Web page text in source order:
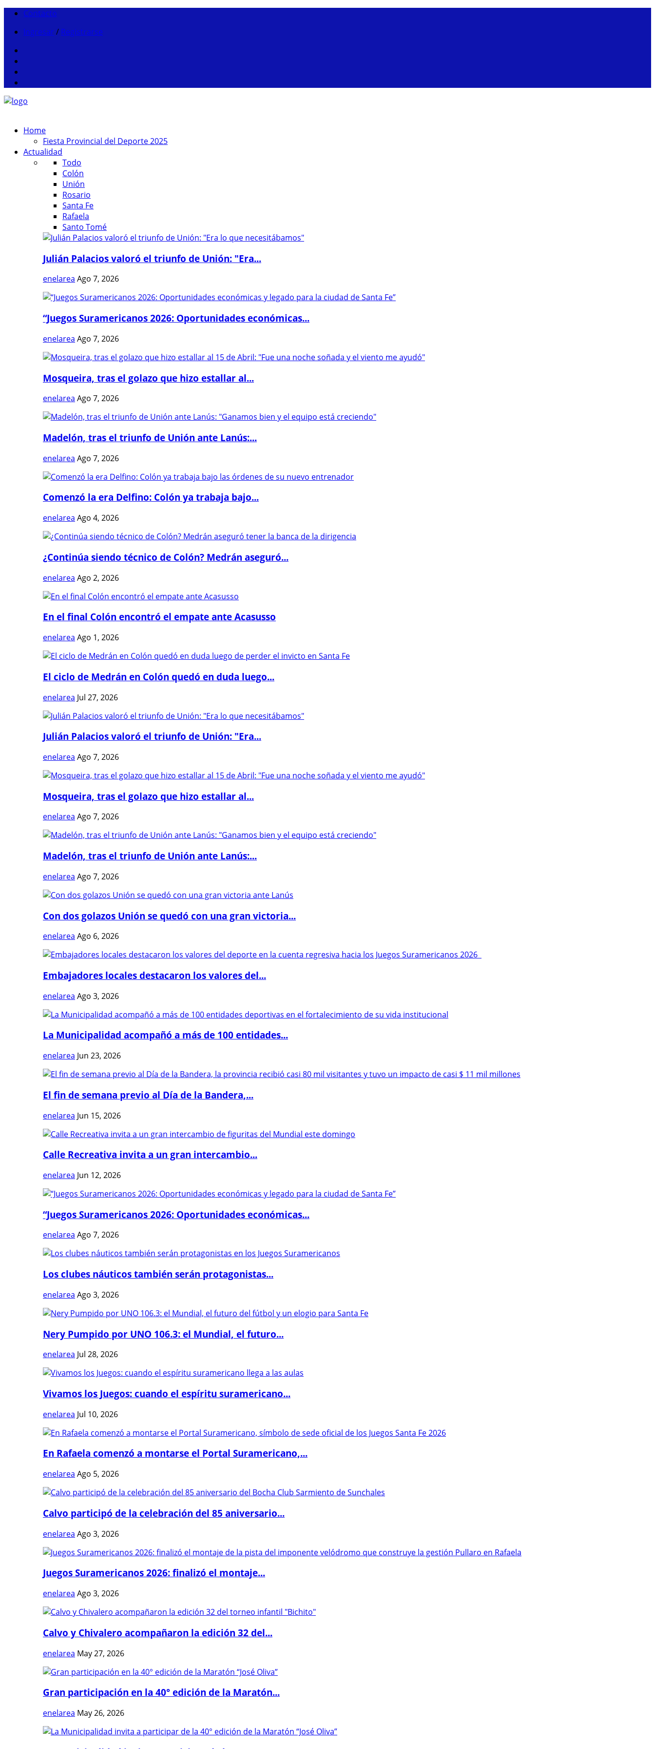
Contacto
Ingresar / Registrarse
Home
Fiesta Provincial del Deporte 2025
Actualidad
Todo
Colón
Unión
Rosario
Santa Fe
Rafaela
Santo Tomé
Julián Palacios valoró el triunfo de Unión: "Era...
enelarea Ago 7, 2026
“Juegos Suramericanos 2026: Oportunidades económicas...
enelarea Ago 7, 2026
Mosqueira, tras el golazo que hizo estallar al...
enelarea Ago 7, 2026
Madelón, tras el triunfo de Unión ante Lanús:...
enelarea Ago 7, 2026
Comenzó la era Delfino: Colón ya trabaja bajo...
enelarea Ago 4, 2026
¿Continúa siendo técnico de Colón? Medrán aseguró...
enelarea Ago 2, 2026
En el final Colón encontró el empate ante Acasusso
enelarea Ago 1, 2026
El ciclo de Medrán en Colón quedó en duda luego...
enelarea Jul 27, 2026
Julián Palacios valoró el triunfo de Unión: "Era...
enelarea Ago 7, 2026
Mosqueira, tras el golazo que hizo estallar al...
enelarea Ago 7, 2026
Madelón, tras el triunfo de Unión ante Lanús:...
enelarea Ago 7, 2026
Con dos golazos Unión se quedó con una gran victoria...
enelarea Ago 6, 2026
Embajadores locales destacaron los valores del...
enelarea Ago 3, 2026
La Municipalidad acompañó a más de 100 entidades...
enelarea Jun 23, 2026
El fin de semana previo al Día de la Bandera,...
enelarea Jun 15, 2026
Calle Recreativa invita a un gran intercambio...
enelarea Jun 12, 2026
“Juegos Suramericanos 2026: Oportunidades económicas...
enelarea Ago 7, 2026
Los clubes náuticos también serán protagonistas...
enelarea Ago 3, 2026
Nery Pumpido por UNO 106.3: el Mundial, el futuro...
enelarea Jul 28, 2026
Vivamos los Juegos: cuando el espíritu suramericano...
enelarea Jul 10, 2026
En Rafaela comenzó a montarse el Portal Suramericano,...
enelarea Ago 5, 2026
Calvo participó de la celebración del 85 aniversario...
enelarea Ago 3, 2026
Juegos Suramericanos 2026: finalizó el montaje...
enelarea Ago 3, 2026
Calvo y Chivalero acompañaron la edición 32 del...
enelarea May 27, 2026
Gran participación en la 40° edición de la Maratón...
enelarea May 26, 2026